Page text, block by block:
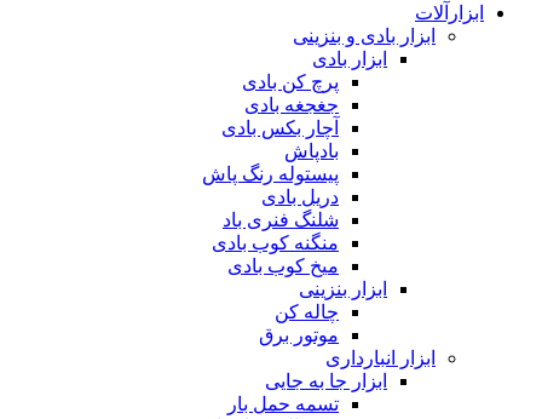
ابزارآلات
ابزار بادی و بنزینی
ابزار بادی
پرچ کن بادی
جغجغه بادی
آچار بکس بادی
بادپاش
پیستوله رنگ پاش
دریل بادی
شلنگ فنری باد
منگنه کوب بادی
میخ کوب بادی
ابزار بنزینی
چاله کن
موتور برق
ابزار انبارداری
ابزار جا به جایی
تسمه حمل بار